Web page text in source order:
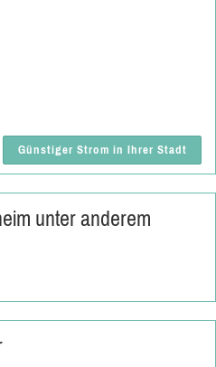
Günstiger Strom in Ihrer Stadt
unter anderem